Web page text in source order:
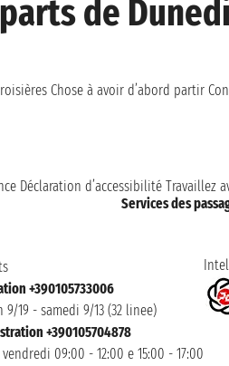
de
Chose à avoir d’abord partir
Déclaration d’accessibilité Travaillez
Services des
+390105733006
9/19 - samedi 9/13 (32 linee)
+390105704878
09:00 - 12:00 e 15:00 - 17:00